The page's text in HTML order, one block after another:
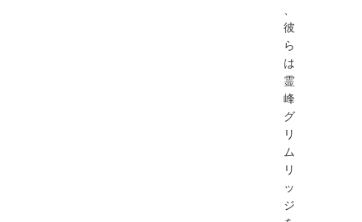
彼
ら
は
霊
峰
グ
リ
ム
リ
ッ
ジ